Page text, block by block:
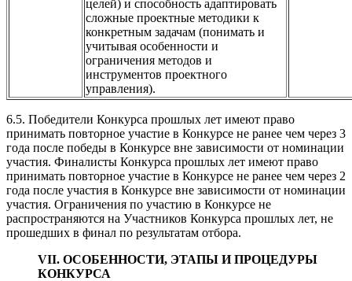
целей) и способность адаптировать
сложные проектные методики к
конкретным задачам (понимать и
учитывая особенности и
ограничения методов и
инструментов проектного
управления).
6.5. Победители Конкурса прошлых лет имеют право
принимать повторное участие в Конкурсе не ранее чем через 3
года после победы в Конкурсе вне зависимости от номинации
участия. Финалисты Конкурса прошлых лет имеют право
принимать повторное участие в Конкурсе не ранее чем через 2
года после участия в Конкурсе вне зависимости от номинации
участия. Ограничения по участию в Конкурсе не
распространяются на Участников Конкурса прошлых лет, не
прошедших в финал по результатам отбора.
VII. ОСОБЕННОСТИ, ЭТАПЫ И ПРОЦЕДУРЫ
КОНКУРСА